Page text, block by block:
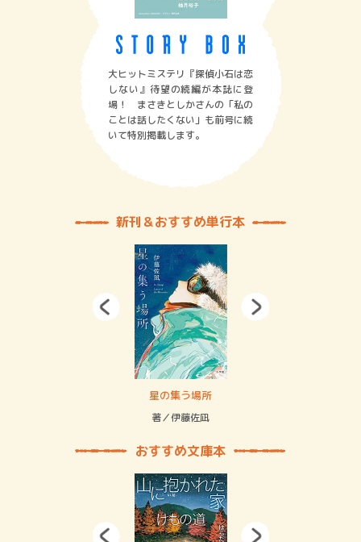
大ヒットミステリ『探偵小石は恋
しない』待望の続編が本誌に登
場！ まさきとしかさんの「私の
ことは話したくない」も前号に続
いて特別掲載します。
新刊＆おすすめ単行本
星の集う場所
著／伊藤佐凪
おすすめ文庫本